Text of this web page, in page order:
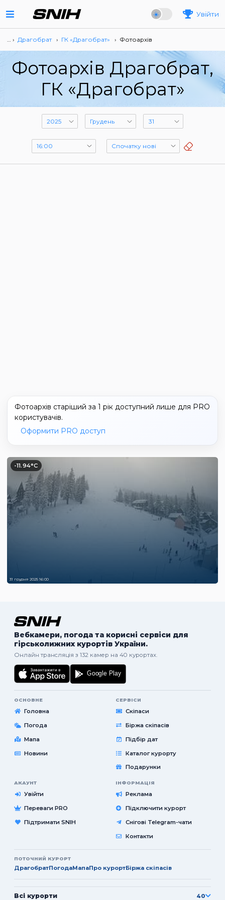
Увійти
… › Драгобрат › ГК «Драгобрат» › Фотоархів
Фотоархів Драгобрат,
ГК «Драгобрат»
Фотоархів старіший за 1 рік доступний лише для PRO
користувачів.
Оформити PRO доступ
-11.94°C
31 грудня 2025 16:00
Вебкамери, погода та корисні сервіси для
гірськолижних курортів України.
Онлайн трансляція з 132 камер на 40 курортах.
ОСНОВНЕ
Головна
Погода
Мапа
Новини
СЕРВІСИ
Скіпаси
Біржа скіпасів
Підбір дат
Каталог курорту
Подарунки
АКАУНТ
Увійти
Переваги PRO
Підтримати SNIH
ІНФОРМАЦІЯ
Реклама
Підключити курорт
Снігові Telegram-чати
Контакти
ПОТОЧНИЙ КУРОРТ
ДрагобратПогодаМапаПро курортБіржа скіпасів
Всі курорти 40